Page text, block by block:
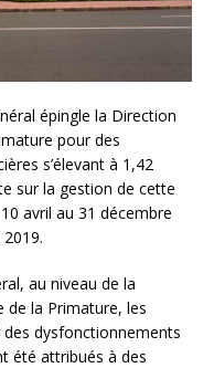
épingle la Direction
pour des
s’élevant à 1,42
sur la gestion de cette
avril au 31 décembre
au niveau de la
de la Primature, les
dysfonctionnements
été attribués à des